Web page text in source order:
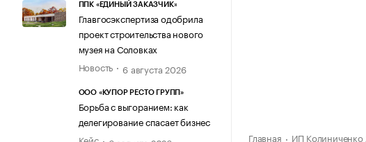
ППК «ЕДИНЫЙ ЗАКАЗЧИК»
Главгосэкспертиза одобрила
проект строительства нового
музея на Соловках
Новость
6 августа 2026
ООО «КУПОР РЕСТО ГРУПП»
Борьба с выгоранием: как
делегирование спасает бизнес
Главная ИП Колиниченко